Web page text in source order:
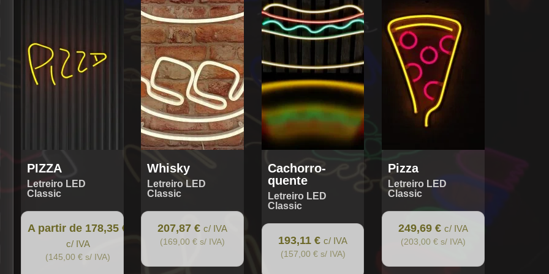
PIZZA
Letreiro LED
Classic
A partir de 178,35 €
c/ IVA
(145,00 € s/ IVA)
The
options
may
product
page
Whisky
Letreiro LED
Classic
207,87 € c/ IVA
(169,00 € s/ IVA)
Cachorro-
quente
Letreiro LED
Classic
193,11 € c/ IVA
(157,00 € s/ IVA)
Pizza
Letreiro LED
Classic
249,69 € c/ IVA
(203,00 € s/ IVA)